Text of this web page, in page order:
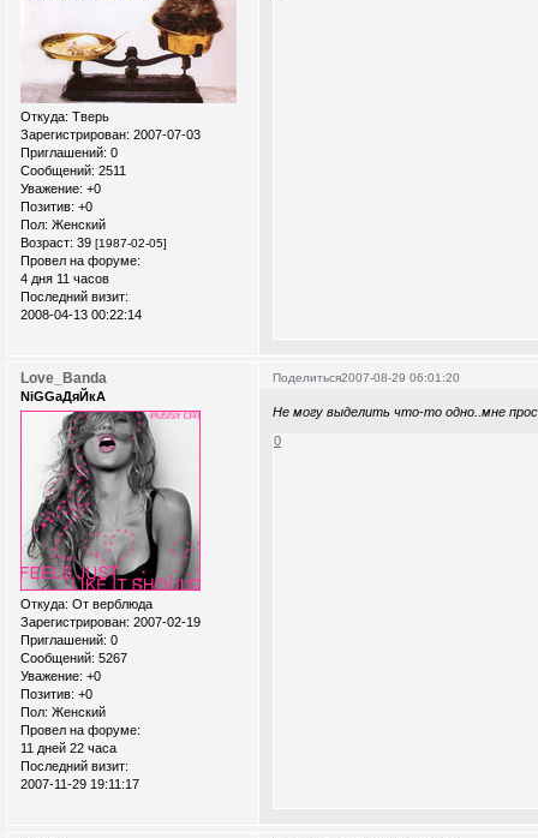
Откуда: Тверь
Зарегистрирован: 2007-07-03
Приглашений: 0
Сообщений: 2511
Уважение: +0
Позитив: +0
Пол: Женский
Возраст: 39 [1987-02-05]
Провел на форуме:
4 дня 11 часов
Последний визит:
2008-04-13 00:22:14
Поделиться2007-08-29 06:01:20
Love_Banda
NiGGaДяЙкА
Откуда: От верблюда
Зарегистрирован: 2007-02-19
Приглашений: 0
Сообщений: 5267
Уважение: +0
Позитив: +0
Пол: Женский
Провел на форуме:
11 дней 22 часа
Последний визит:
2007-11-29 19:11:17
Не могу выделить что-то одно..мне
0